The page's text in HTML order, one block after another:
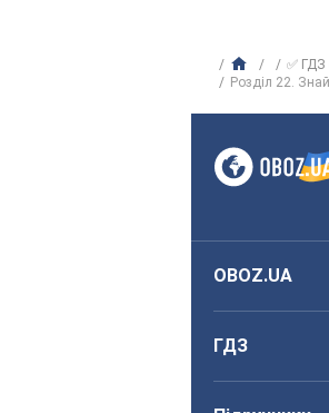
✅ ГДЗ
Розділ 22.
OBOZ.UA
ГДЗ